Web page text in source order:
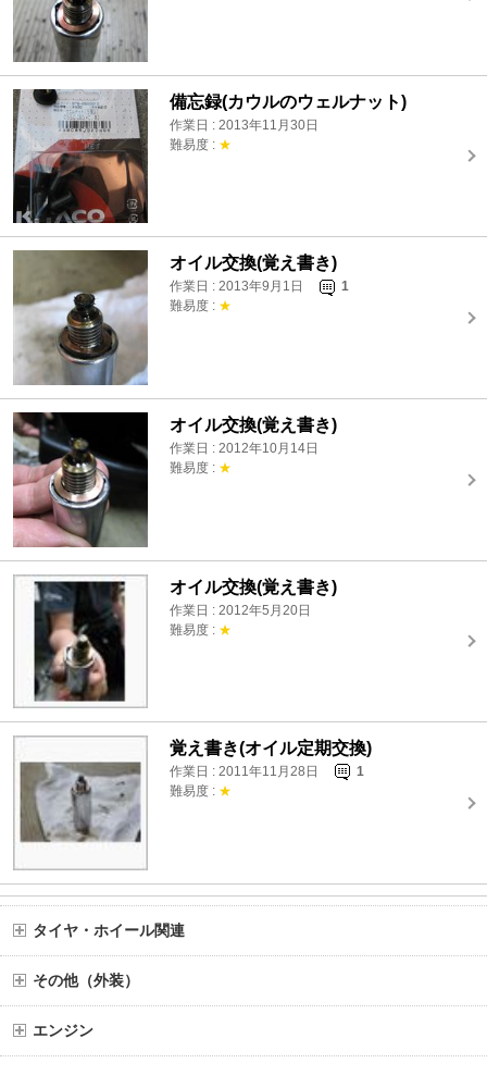
備忘録(カウルのウェルナット)
作業日 : 2013年11月30日
難易度 : ★
オイル交換(覚え書き)
作業日 : 2013年9月1日
1
難易度 : ★
オイル交換(覚え書き)
作業日 : 2012年10月14日
難易度 : ★
オイル交換(覚え書き)
作業日 : 2012年5月20日
難易度 : ★
覚え書き(オイル定期交換)
作業日 : 2011年11月28日
1
難易度 : ★
タイヤ・ホイール関連
その他（外装）
エンジン